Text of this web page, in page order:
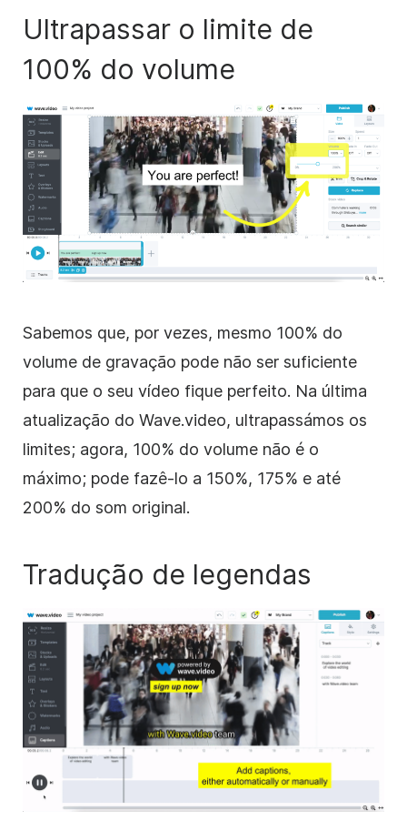
Ultrapassar o limite de
100% do volume
Sabemos que, por vezes, mesmo 100% do
volume de gravação pode não ser suficiente
para que o seu vídeo fique perfeito. Na última
atualização do Wave.video, ultrapassámos os
limites; agora, 100% do volume não é o
máximo; pode fazê-lo a 150%, 175% e até
200% do som original.
Tradução de legendas